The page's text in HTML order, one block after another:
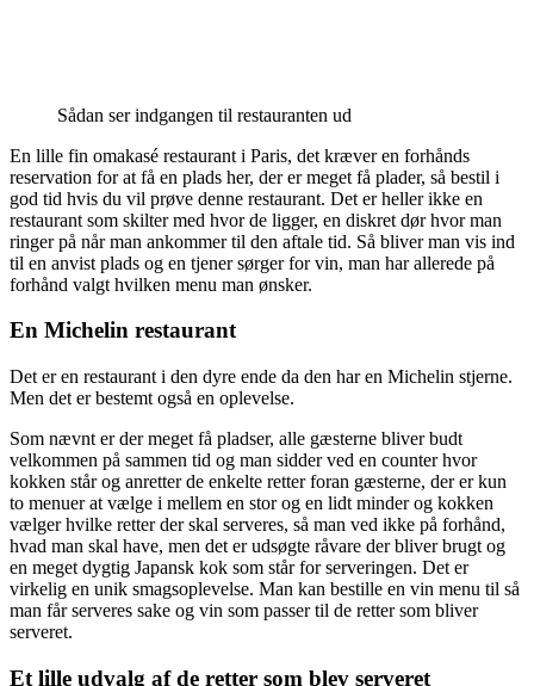
Sådan ser indgangen til restauranten ud
En lille fin omakasé restaurant i Paris, det kræver en forhånds
reservation for at få en plads her, der er meget få plader, så bestil i
god tid hvis du vil prøve denne restaurant. Det er heller ikke en
restaurant som skilter med hvor de ligger, en diskret dør hvor man
ringer på når man ankommer til den aftale tid. Så bliver man vis ind
til en anvist plads og en tjener sørger for vin, man har allerede på
forhånd valgt hvilken menu man ønsker.
En Michelin restaurant
Det er en restaurant i den dyre ende da den har en Michelin stjerne.
Men det er bestemt også en oplevelse.
Som nævnt er der meget få pladser, alle gæsterne bliver budt
velkommen på sammen tid og man sidder ved en counter hvor
kokken står og anretter de enkelte retter foran gæsterne, der er kun
to menuer at vælge i mellem en stor og en lidt minder og kokken
vælger hvilke retter der skal serveres, så man ved ikke på forhånd,
hvad man skal have, men det er udsøgte råvare der bliver brugt og
en meget dygtig Japansk kok som står for serveringen. Det er
virkelig en unik smagsoplevelse. Man kan bestille en vin menu til så
man får serveres sake og vin som passer til de retter som bliver
serveret.
Et lille udvalg af de retter som blev serveret